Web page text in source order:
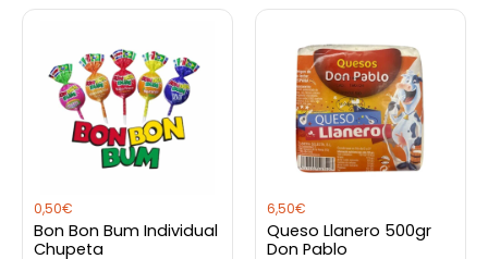
Sé el primero en valorar “Mayonesa
Alacena 95 gramos”
Debesaccederpara publicar una valoración.
0,50€
Bon Bon Bum Individual
Chupeta
6,50€
Queso Llanero 500gr
Don Pablo